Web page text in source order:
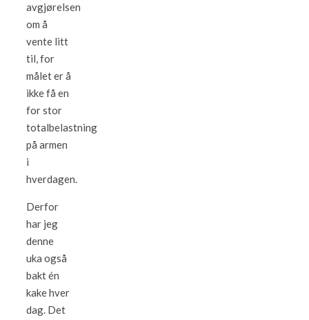
avgjørelsen
om å
vente litt
til, for
målet er å
ikke få en
for stor
totalbelastning
på armen
i
hverdagen.
Derfor
har jeg
denne
uka også
bakt én
kake hver
dag. Det